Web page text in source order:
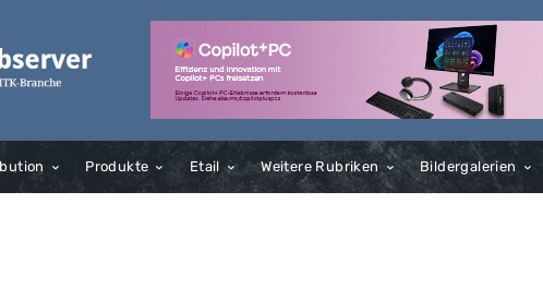
Produkte Etail Weitere Rubriken Bildergalerien